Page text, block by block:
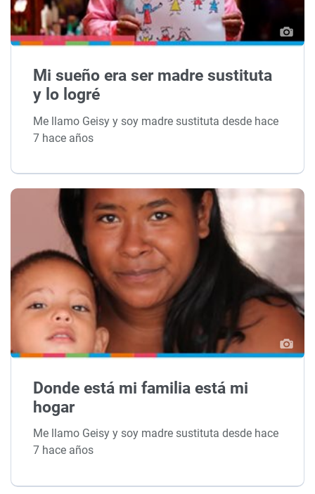
Mi sueño era ser madre sustituta
y lo logré
Me llamo Geisy y soy madre sustituta desde hace
7 hace años
Donde está mi familia está mi
hogar
Me llamo Geisy y soy madre sustituta desde hace
7 hace años